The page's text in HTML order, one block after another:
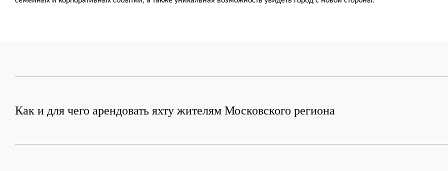
Как и для чего арендовать яхту жителям Московского региона